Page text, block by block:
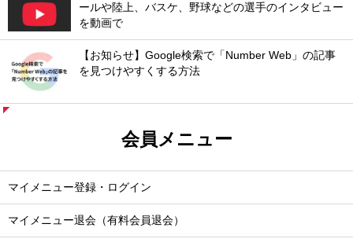
ールや陸上、バスケ、野球などの選手のインタビュー
を動画で
【お知らせ】Google検索で「Number Web」の記事
を見つけやすくする方法
会員メニュー
マイメニュー登録・ログイン
マイメニュー退会（有料会員退会）